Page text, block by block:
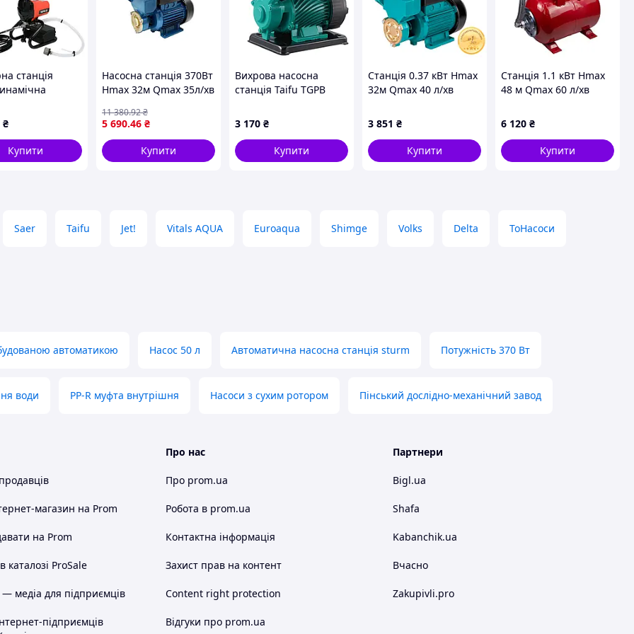
станція
витрата- 1,1 л/
7,5м [1/8]
₴
Купити
Насосна станція 370Вт
Hmax 32м Qmax 35л/хв
WETRON
5 690.46 ₴
11 380.92₴
Купити
Вихрова насосна
станція Taifu TGPB
3 170 ₴
Купити
Станція 0.37 кВт Hmax
32м Qmax 40 л/хв
AQUATICA
AUTOGPa125ZA
(776016)
3 851 ₴
Купити
Станція 1.1 кВт Hmax
48 м Qmax 60 л/хв
насос неірж) 24 л
Україна WETRON
JETS100А5 (775054/24)
6 120 ₴
Купити
Saer Taifu Jet! Vitals AQUA Euroaqua Shimge Volks Delta ToНасоси
автоматикою Насос 50 л Автоматична насосна станція sturm Потужність 370 Вт
води PP-R муфта внутрішня Насоси з сухим ротором Пінський дослідно-механічний завод
магазин на Prom
на Prom
каталозі ProSale
медіа для підприємців
підприємців
Про нас
Про prom.ua
Робота в prom.ua
Контактна інформація
Захист прав на контент
Content right protection
Відгуки про prom.ua
Партнери
Bigl.ua
Shafa
Kabanchik.ua
Вчасно
Zakupivli.pro